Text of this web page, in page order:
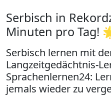
Serbisch in
Minuten pro Tag!
Serbisch lernen mit
Langzeitgedächtnis-
Sprachenlernen24:
jemals wieder zu